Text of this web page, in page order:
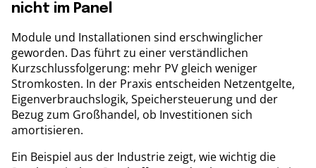
nicht im Panel
Module und Installationen sind erschwinglicher
geworden. Das führt zu einer verständlichen
Kurzschlussfolgerung: mehr PV gleich weniger
Stromkosten. In der Praxis entscheiden Netzentgelte,
Eigenverbrauchslogik, Speichersteuerung und der
Bezug zum Großhandel, ob Investitionen sich
amortisieren.
Ein Beispiel aus der Industrie zeigt, wie wichtig die